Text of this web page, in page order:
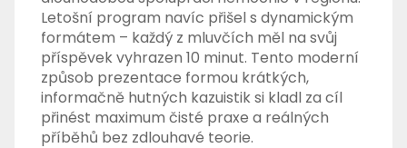
Letošní program navíc přišel s dynamickým
formátem – každý z mluvčích měl na svůj
příspěvek vyhrazen 10 minut. Tento moderní
způsob prezentace formou krátkých,
informačně hutných kazuistik si kladl za cíl
přinést maximum čisté praxe a reálných
příběhů bez zdlouhavé teorie.